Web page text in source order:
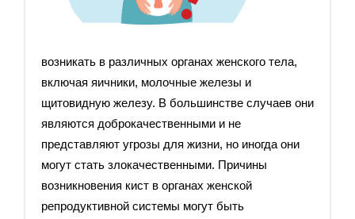
возникать в различных органах женского тела,
включая яичники, молочные железы и
щитовидную железу. В большинстве случаев они
являются доброкачественными и не
представляют угрозы для жизни, но иногда они
могут стать злокачественными. Причины
возникновения кист в органах женской
репродуктивной системы могут быть